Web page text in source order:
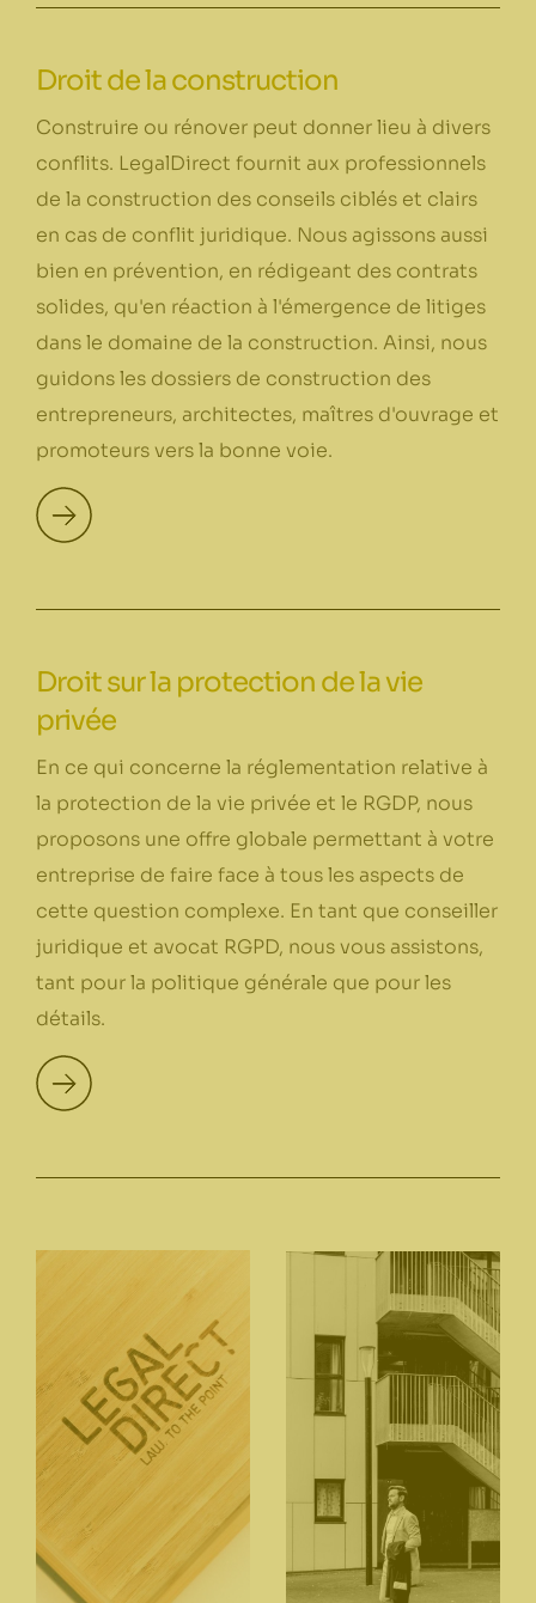
Droit de la construction
Construire ou rénover peut donner lieu à divers
conflits. LegalDirect fournit aux professionnels
de la construction des conseils ciblés et clairs
en cas de conflit juridique. Nous agissons aussi
bien en prévention, en rédigeant des contrats
solides, qu'en réaction à l'émergence de litiges
dans le domaine de la construction. Ainsi, nous
guidons les dossiers de construction des
entrepreneurs, architectes, maîtres d'ouvrage et
promoteurs vers la bonne voie.
Droit sur la protection de la vie
privée
En ce qui concerne la réglementation relative à
la protection de la vie privée et le RGDP, nous
proposons une offre globale permettant à votre
entreprise de faire face à tous les aspects de
cette question complexe. En tant que conseiller
juridique et avocat RGPD, nous vous assistons,
tant pour la politique générale que pour les
détails.